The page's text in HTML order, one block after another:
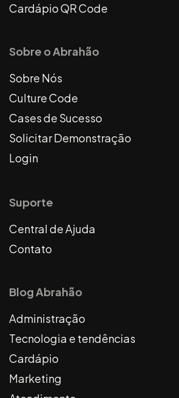
Cardápio QR Code
Sobre o Abrahão
Sobre Nós
Culture Code
Cases de Sucesso
Solicitar Demonstração
Login
Suporte
Central de Ajuda
Contato
Blog Abrahão
Administração
Tecnologia e tendências
Cardápio
Marketing